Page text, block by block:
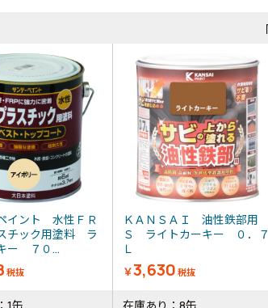
イント 水性ＦＲ
チック用塗料 ラ
ー ７０...
税抜
ＫＡＮＳＡＩ 油性鉄部用
Ｓ ライトカーキー ０．７
Ｌ
￥3,630 税抜